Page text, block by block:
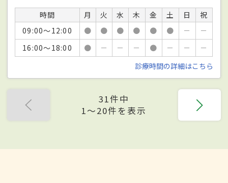
時間 月 火 水 木 金 土 日
祝
09:00～12:00
● ● ● ● ● ● －
－
16:00～18:00
● － － － ● － －
－
診療時間の詳細はこちら
31件中
1〜20件を表示